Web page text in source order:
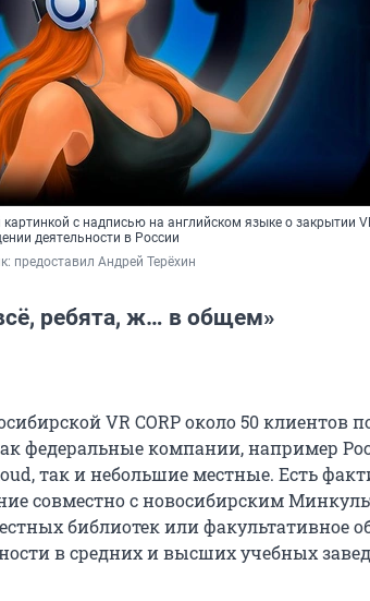
картинкой с надписью на английском языке о закрытии
деятельности в России
предоставил Андрей Терёхин
ребята, ж… в общем»
VR CORP около 50 клиентов
федеральные компании, например
так и небольшие местные. Есть
совместно с новосибирским
библиотек или факультативное
в средних и высших учебных